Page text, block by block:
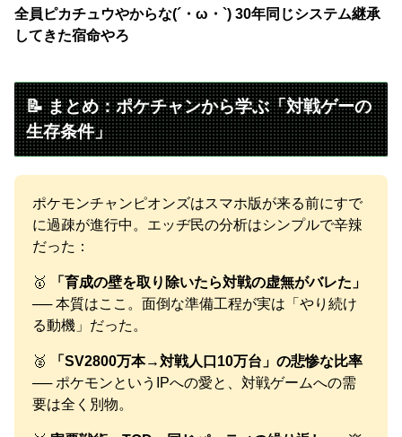
全員ピカチュウやからな(´・ω・`) 30年同じシステム継承
してきた宿命やろ
📝 まとめ：ポケチャンから学ぶ「対戦ゲーの
生存条件」
ポケモンチャンピオンズはスマホ版が来る前にすで
に過疎が進行中。エッヂ民の分析はシンプルで辛辣
だった：
🥇
「育成の壁を取り除いたら対戦の虚無がバレた」
── 本質はここ。面倒な準備工程が実は「やり続け
る動機」だった。
🥈
「SV2800万本→対戦人口10万台」の悲惨な比率
── ポケモンというIPへの愛と、対戦ゲームへの需
要は全く別物。